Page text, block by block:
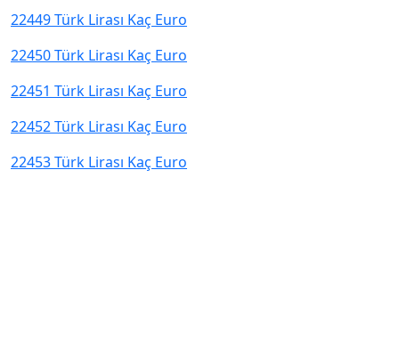
22449 Türk Lirası Kaç Euro
22450 Türk Lirası Kaç Euro
22451 Türk Lirası Kaç Euro
22452 Türk Lirası Kaç Euro
22453 Türk Lirası Kaç Euro